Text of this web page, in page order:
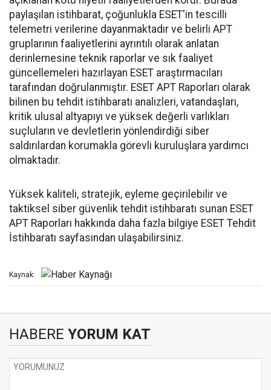
paylaşılan istihbarat, çoğunlukla ESET'in tescilli
telemetri verilerine dayanmaktadır ve belirli APT
gruplarının faaliyetlerini ayrıntılı olarak anlatan
derinlemesine teknik raporlar ve sık faaliyet
güncellemeleri hazırlayan ESET araştırmacıları
tarafından doğrulanmıştır. ESET APT Raporları olarak
bilinen bu tehdit istihbaratı analizleri, vatandaşları,
kritik ulusal altyapıyı ve yüksek değerli varlıkları
suçluların ve devletlerin yönlendirdiği siber
saldırılardan korumakla görevli kuruluşlara yardımcı
olmaktadır.
Yüksek kaliteli, stratejik, eyleme geçirilebilir ve
taktiksel siber güvenlik tehdit istihbaratı sunan ESET
APT Raporları hakkında daha fazla bilgiye ESET Tehdit
İstihbaratı sayfasından ulaşabilirsiniz.
Kaynak:
HABERE YORUM KAT